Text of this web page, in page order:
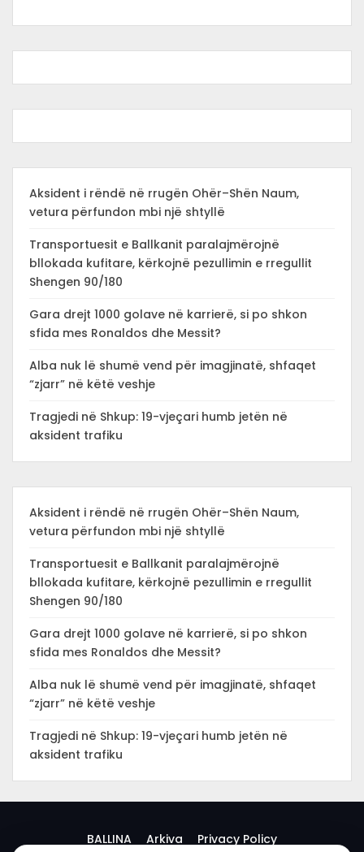
Aksident i rëndë në rrugën Ohër–Shën Naum,
vetura përfundon mbi një shtyllë
Transportuesit e Ballkanit paralajmërojnë
bllokada kufitare, kërkojnë pezullimin e rregullit
Shengen 90/180
Gara drejt 1000 golave në karrierë, si po shkon
sfida mes Ronaldos dhe Messit?
Alba nuk lë shumë vend për imagjinatë, shfaqet
“zjarr” në këtë veshje
Tragjedi në Shkup: 19-vjeçari humb jetën në
aksident trafiku
Aksident i rëndë në rrugën Ohër–Shën Naum,
vetura përfundon mbi një shtyllë
Transportuesit e Ballkanit paralajmërojnë
bllokada kufitare, kërkojnë pezullimin e rregullit
Shengen 90/180
Gara drejt 1000 golave në karrierë, si po shkon
sfida mes Ronaldos dhe Messit?
Alba nuk lë shumë vend për imagjinatë, shfaqet
“zjarr” në këtë veshje
Tragjedi në Shkup: 19-vjeçari humb jetën në
aksident trafiku
BALLINA Arkiva Privacy Policy